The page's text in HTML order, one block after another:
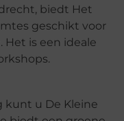
biedt Het
geschikt voor
Het is een ideale
kunt u De Kleine